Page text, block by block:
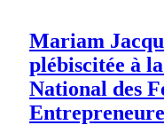
Mariam
plébiscitée à
National des